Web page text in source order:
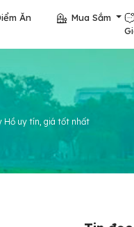
Ăn
Mua Sắm
Hồ uy tín, giá tốt nhất